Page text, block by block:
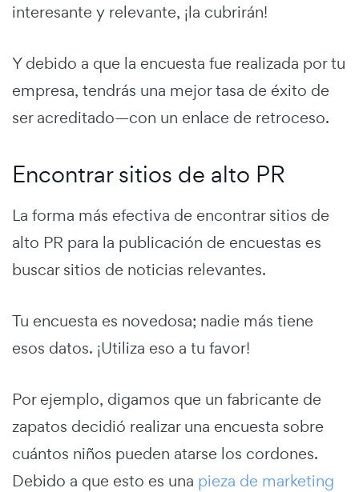
interesante y relevante, ¡la cubrirán!
Y debido a que la encuesta fue realizada por tu
empresa, tendrás una mejor tasa de éxito de
ser acreditado—con un enlace de retroceso.
Encontrar sitios de alto PR
La forma más efectiva de encontrar sitios de
alto PR para la publicación de encuestas es
buscar sitios de noticias relevantes.
Tu encuesta es novedosa; nadie más tiene
esos datos. ¡Utiliza eso a tu favor!
Por ejemplo, digamos que un fabricante de
zapatos decidió realizar una encuesta sobre
cuántos niños pueden atarse los cordones.
Debido a que esto es una pieza de marketing